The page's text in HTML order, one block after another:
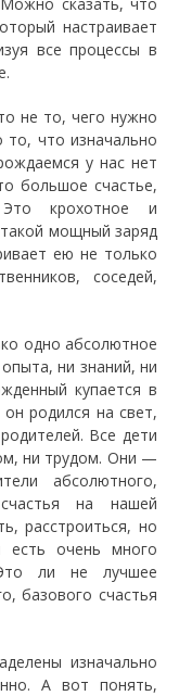
настраивает
все процессы в
не то, чего нужно
что изначально
у нас нет
большое счастье,
крохотное и
мощный заряд
ею не только
соседей,
одно абсолютное
ни знаний, ни
купается в
родился на свет,
Все дети
ни трудом. Они —
абсолютного,
на нашей
расстроиться, но
очень много
ли не лучшее
базового счастья
изначально
А вот понять,